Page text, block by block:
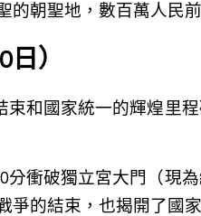
的朝聖地，數百萬人民
）
束和國家統一的輝煌里
分衝破獨立宮大門（現
爭的結束，也揭開了國